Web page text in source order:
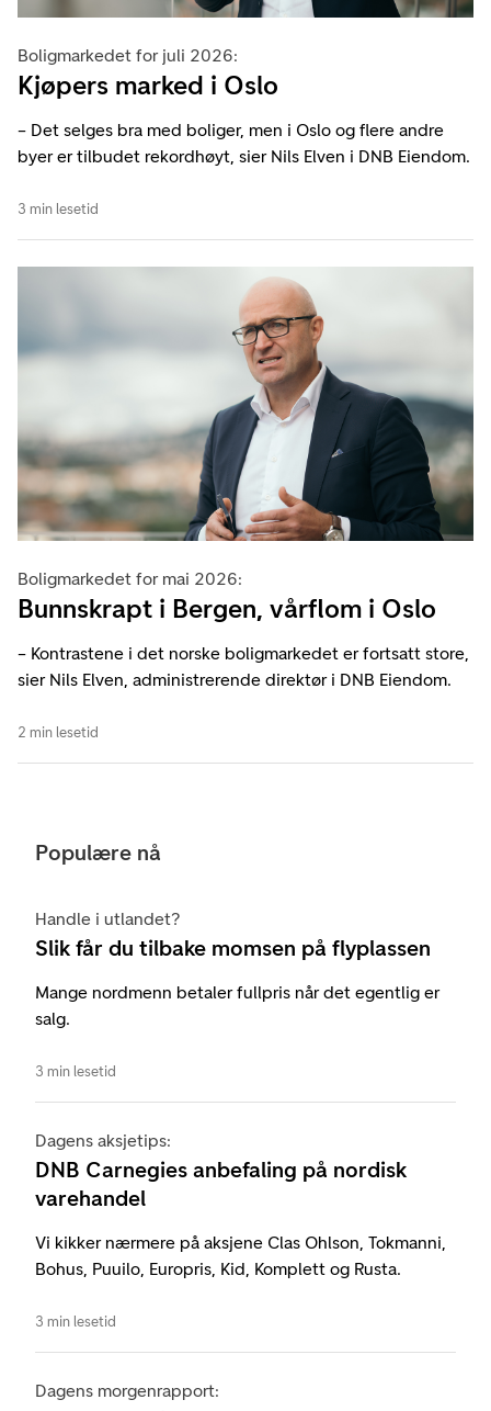
Boligmarkedet for juli 2026:
Kjøpers marked i Oslo
– Det selges bra med boliger, men i Oslo og flere andre
byer er tilbudet rekordhøyt, sier Nils Elven i DNB Eiendom.
3 min lesetid
Boligmarkedet for mai 2026:
Bunnskrapt i Bergen, vårflom i Oslo
– Kontrastene i det norske boligmarkedet er fortsatt store,
sier Nils Elven, administrerende direktør i DNB Eiendom.
2 min lesetid
Populære nå
Handle i utlandet?
Slik får du tilbake momsen på flyplassen
Mange nordmenn betaler fullpris når det egentlig er
salg.
3 min lesetid
Dagens aksjetips:
DNB Carnegies anbefaling på nordisk
varehandel
Vi kikker nærmere på aksjene Clas Ohlson, Tokmanni,
Bohus, Puuilo, Europris, Kid, Komplett og Rusta.
3 min lesetid
Dagens morgenrapport: